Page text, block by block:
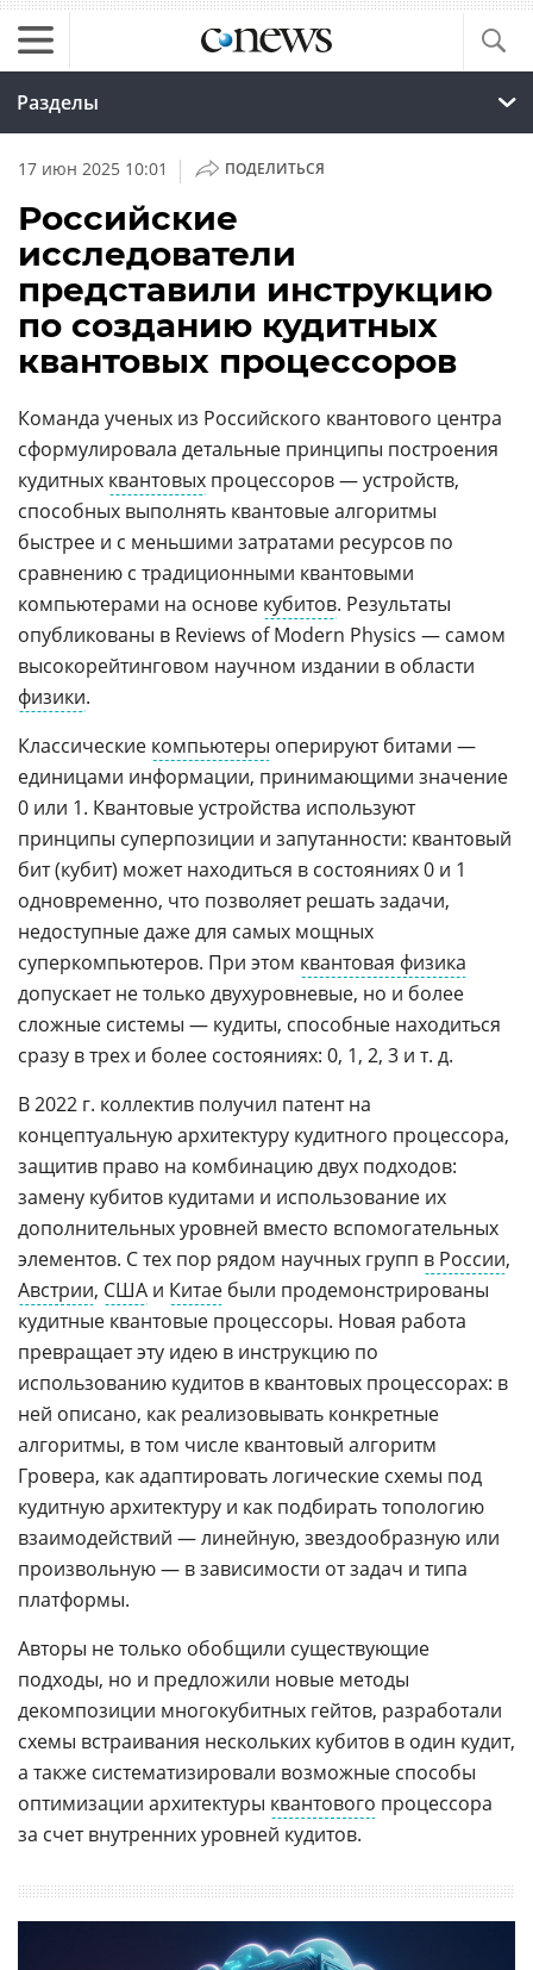
Разделы
17 июн 2025 10:01 | ПОДЕЛИТЬСЯ
Российские
исследователи
представили инструкцию
по созданию кудитных
квантовых процессоров
Команда ученых из Российского квантового центра
сформулировала детальные принципы построения
кудитных квантовых процессоров — устройств,
способных выполнять квантовые алгоритмы
быстрее и с меньшими затратами ресурсов по
сравнению с традиционными квантовыми
компьютерами на основе кубитов. Результаты
опубликованы в Reviews of Modern Physics — самом
высокорейтинговом научном издании в области
физики.
Классические компьютеры оперируют битами —
единицами информации, принимающими значение
0 или 1. Квантовые устройства используют
принципы суперпозиции и запутанности: квантовый
бит (кубит) может находиться в состояниях 0 и 1
одновременно, что позволяет решать задачи,
недоступные даже для самых мощных
суперкомпьютеров. При этом квантовая физика
допускает не только двухуровневые, но и более
сложные системы — кудиты, способные находиться
сразу в трех и более состояниях: 0, 1, 2, 3 и т. д.
В 2022 г. коллектив получил патент на
концептуальную архитектуру кудитного процессора,
защитив право на комбинацию двух подходов:
замену кубитов кудитами и использование их
дополнительных уровней вместо вспомогательных
элементов. С тех пор рядом научных групп в России,
Австрии, США и Китае были продемонстрированы
кудитные квантовые процессоры. Новая работа
превращает эту идею в инструкцию по
использованию кудитов в квантовых процессорах: в
ней описано, как реализовывать конкретные
алгоритмы, в том числе квантовый алгоритм
Гровера, как адаптировать логические схемы под
кудитную архитектуру и как подбирать топологию
взаимодействий — линейную, звездообразную или
произвольную — в зависимости от задач и типа
платформы.
Авторы не только обобщили существующие
подходы, но и предложили новые методы
декомпозиции многокубитных гейтов, разработали
схемы встраивания нескольких кубитов в один кудит,
а также систематизировали возможные способы
оптимизации архитектуры квантового процессора
за счет внутренних уровней кудитов.